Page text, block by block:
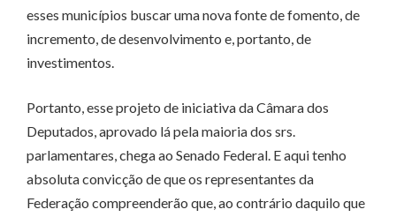
esses municípios buscar uma nova fonte de fomento, de
incremento, de desenvolvimento e, portanto, de
investimentos.
Portanto, esse projeto de iniciativa da Câmara dos
Deputados, aprovado lá pela maioria dos srs.
parlamentares, chega ao Senado Federal. E aqui tenho
absoluta convicção de que os representantes da
Federação compreenderão que, ao contrário daquilo que